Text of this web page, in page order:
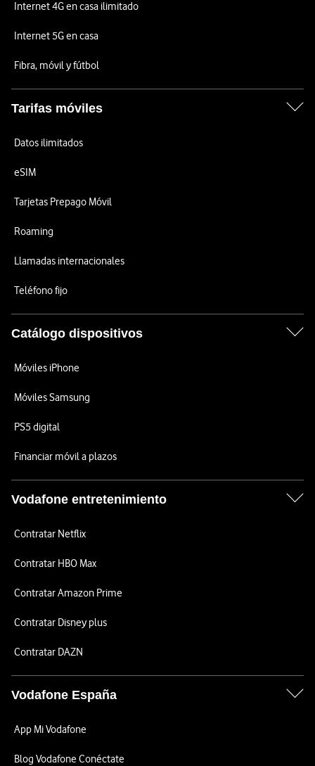
Internet 4G en casa ilimitado
Internet 5G en casa
Fibra, móvil y fútbol
Tarifas móviles
Datos ilimitados
eSIM
Tarjetas Prepago Móvil
Roaming
Llamadas internacionales
Teléfono fijo
Catálogo dispositivos
Móviles iPhone
Móviles Samsung
PS5 digital
Financiar móvil a plazos
Vodafone entretenimiento
Contratar Netflix
Contratar HBO Max
Contratar Amazon Prime
Contratar Disney plus
Contratar DAZN
Vodafone España
App Mi Vodafone
Blog Vodafone Conéctate